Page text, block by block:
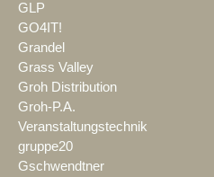
GLP
GO4IT!
Grandel
Grass Valley
Groh Distribution
Groh-P.A.
Veranstaltungstechnik
gruppe20
Gschwendtner